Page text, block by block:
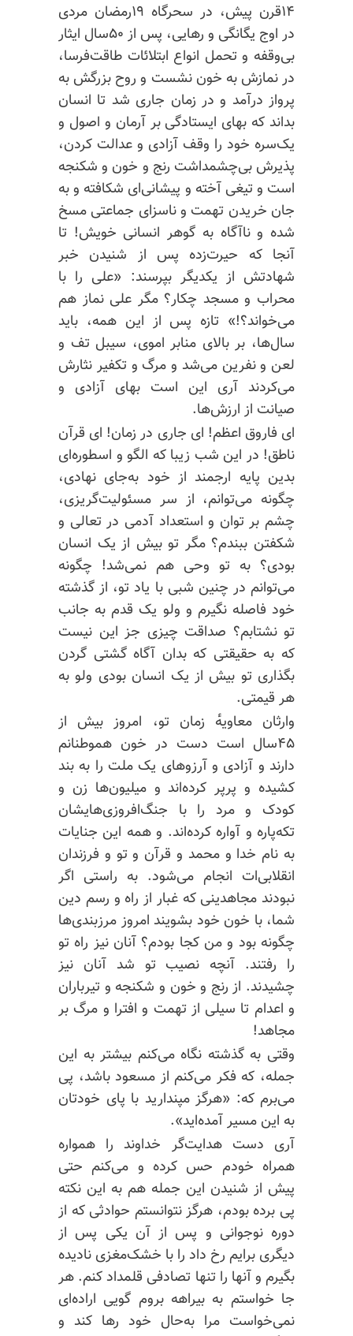
۱۴قرن پیش، در سحرگاه ۱۹رمضان مردی
در اوج یگانگی و رهایی، پس از ۵۰سال ایثار
بی‌وقفه و تحمل انواع ابتلائات طاقت‌فرسا،
در نمازش به خون نشست و روح بزرگش به
پرواز درآمد و در زمان جاری شد تا انسان
بداند که بهای ایستادگی بر آرمان و اصول و
یک‌سره خود را وقف آزادی و عدالت کردن،
پذیرش بی‌چشمداشت رنج و خون و شکنجه
است و تیغی آخته و پیشانی‌ای شکافته و به
جان خریدن تهمت و ناسزای جماعتی مسخ
شده و ناآگاه به گوهر انسانی خویش! تا
آنجا که حیرت‌زده پس از شنیدن خبر
شهادتش از یکدیگر بپرسند: «علی را با
محراب و مسجد چکار؟ مگر علی نماز هم
می‌خواند؟!» تازه پس از این همه، باید
سال‌ها، بر بالای منابر اموی، سیبل تف و
لعن و نفرین می‌شد و مرگ و تکفیر نثارش
می‌کردند آری این است بهای آزادی و
صیانت از ارزش‌ها.
ای فاروق اعظم! ای جاری در زمان! ای قرآن
ناطق! در این شب زیبا که الگو و اسطوره‌ای
بدین پایه ارجمند از خود به‌جای نهادی،
چگونه می‌توانم، از سر مسئولیت‌گریزی،
چشم بر توان و استعداد آدمی در تعالی و
شکفتن ببندم؟ مگر تو بیش از یک انسان
بودی؟ به تو وحی هم نمی‌شد! چگونه
می‌توانم در چنین شبی با یاد تو، از گذشته
خود فاصله نگیرم و ولو یک قدم به جانب
تو نشتابم؟ صداقت چیزی جز این نیست
که به حقیقتی که بدان آگاه گشتی گردن
بگذاری تو بیش از یک انسان بودی ولو به
هر قیمتی.
وارثان معاویه‌ٔ زمان تو، امروز بیش از
۴۵سال است دست در خون هموطنانم
دارند و آزادی و آرزوهای یک ملت را به بند
کشیده و پرپر کرده‌اند و میلیون‌ها زن و
کودک و مرد را با جنگ‌افروزی‌هایشان
تکه‌پاره و آواره کرده‌اند. و همه این جنایات
به نام خدا و محمد و قرآن و تو و فرزندان
انقلابی‌ات انجام می‌شود. به راستی اگر
نبودند مجاهدینی که غبار از راه و رسم دین
شما، با خون خود بشویند امروز مرزبندی‌ها
چگونه بود و من کجا بودم؟ آنان نیز راه تو
را رفتند. آنچه نصیب تو شد آنان نیز
چشیدند. از رنج و خون و شکنجه و تیرباران
و اعدام تا سیلی از تهمت و افترا و مرگ بر
مجاهد!
وقتی به گذشته نگاه می‌کنم بیشتر به این
جمله، که فکر می‌کنم از مسعود باشد، پی
می‌برم که: «هرگز مپندارید با پای خودتان
به این مسیر آمده‌اید».
آری دست هدایت‌گر خداوند را همواره
همراه خودم حس کرده و می‌کنم حتی
پیش از شنیدن این جمله هم به این نکته
پی برده بودم، هرگز نتوانستم حوادثی که از
دوره نوجوانی و پس از آن یکی پس از
دیگری برایم رخ داد را با خشک‌مغزی نادیده
بگیرم و آنها را تنها تصادفی قلمداد کنم. هر
جا خواستم به بیراهه بروم گویی اراده‌ای
نمی‌خواست مرا به‌حال خود رها کند و